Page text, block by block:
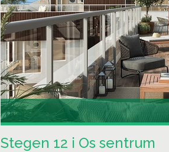
Stegen 12 i Os sentrum